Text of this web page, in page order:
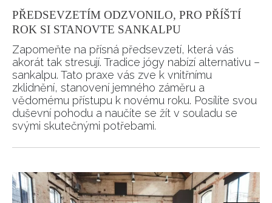
INFORMACE
REDAKCE
PŘEDSEVZETÍM ODZVONILO, PRO PŘÍŠTÍ
ROK SI STANOVTE SANKALPU
Zapomeňte na přísná předsevzetí, která vás
akorát tak stresují. Tradice jógy nabízí alternativu –
sankalpu. Tato praxe vás zve k vnitřnímu
zklidnění, stanovení jemného záměru a
vědomému přístupu k novému roku. Posílíte svou
duševní pohodu a naučíte se žít v souladu se
svými skutečnými potřebami.